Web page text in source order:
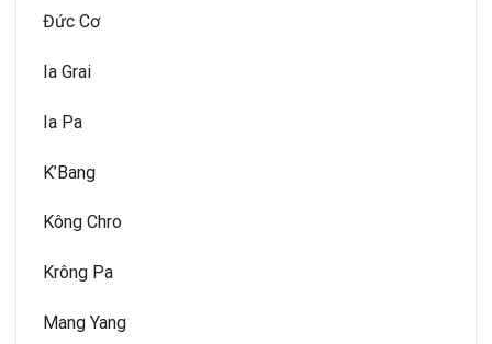
Đức Cơ
Ia Grai
Ia Pa
K’Bang
Kông Chro
Krông Pa
Mang Yang